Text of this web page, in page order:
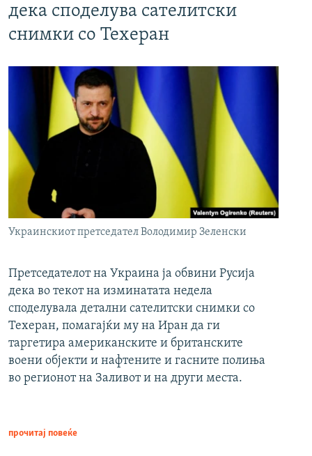
дека споделува сателитски
снимки со Техеран
Украинскиот претседател Володимир Зеленски
Претседателот на Украина ја обвини Русија
дека во текот на изминатата недела
споделувала детални сателитски снимки со
Техеран, помагајќи му на Иран да ги
таргетира американските и британските
воени објекти и нафтените и гасните полиња
во регионот на Заливот и на други места.
прочитај повеќе